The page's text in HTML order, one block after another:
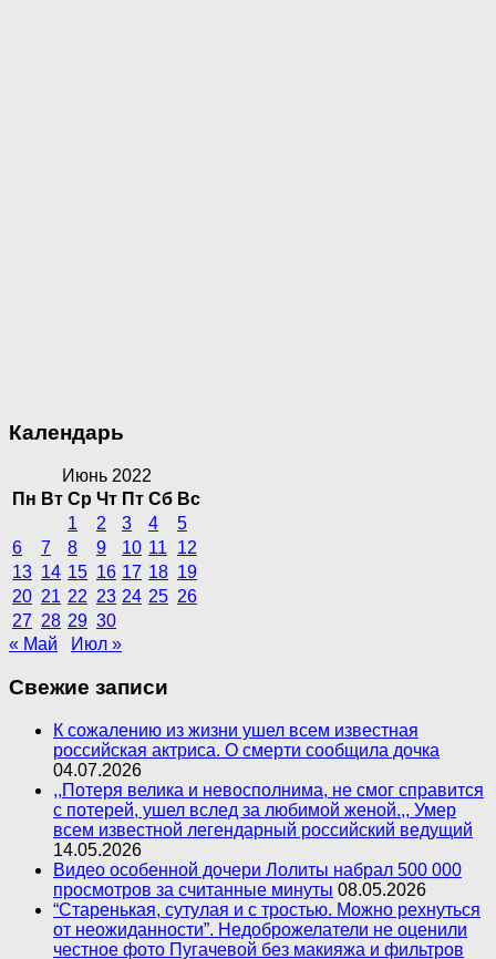
Календарь
Июнь 2022
Пн Вт Ср Чт Пт Сб Вс
1
2 3 4
5
6
7 8 9 10 11
12
13 14 15 16 17 18 19
20 21 22 23 24 25 26
27 28 29 30
« Май
Июл »
Свежие записи
К сожалению из жизни ушел всем известная
российская актриса. О смерти сообщила дочка
04.07.2026
,,Потеря велика и невосполнима, не смог справится
с потерей, ушел вслед за любимой женой.,, Умер
всем известной легендарный российский ведущий
14.05.2026
Видео особенной дочери Лолиты набрал 500 000
просмотров за считанные минуты 08.05.2026
“Старенькая, сутулая и с тростью. Можно рехнуться
от неожиданности”. Недоброжелатели не оценили
честное фото Пугачевой без макияжа и фильтров